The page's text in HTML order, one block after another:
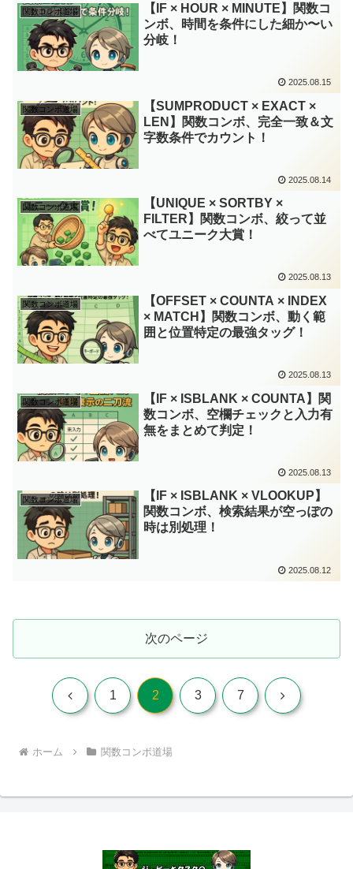
関数コンボ道場
【IF × HOUR × MINUTE】関数コ
ンボ、時間を条件にした細か〜い
分岐！
2025.08.15
関数コンボ道場
【SUMPRODUCT × EXACT ×
LEN】関数コンボ、完全一致＆文
字数条件でカウント！
2025.08.14
関数コンボ道場
【UNIQUE × SORTBY ×
FILTER】関数コンボ、絞って並
べてユニーク大賞！
2025.08.13
関数コンボ道場
【OFFSET × COUNTA × INDEX
× MATCH】関数コンボ、動く範
囲と位置特定の最強タッグ！
2025.08.13
関数コンボ道場
【IF × ISBLANK × COUNTA】関
数コンボ、空欄チェックと入力有
無をまとめて判定！
2025.08.13
関数コンボ道場
【IF × ISBLANK × VLOOKUP】
関数コンボ、検索結果が空っぽの
時は別処理！
2025.08.12
次のページ
前 1 2 3 7 次
ホーム 関数コンボ道場